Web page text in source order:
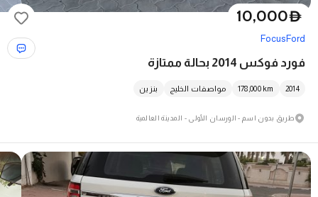
D
10,000
Ford
Focus
فورد فوكس 2014 بحالة ممتازة
2014
178,000 km مواصفات الخليج بنزين
طريق بدون اسم - الورسان الأولى - المدينة العالمية